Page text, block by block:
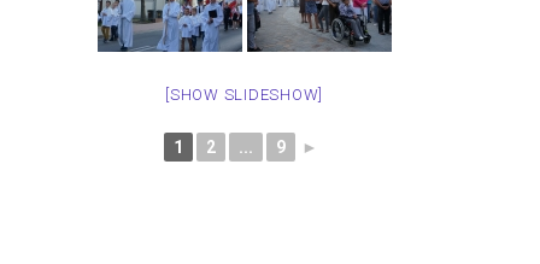
[SHOW SLIDESHOW]
1 2 ... 9 ►